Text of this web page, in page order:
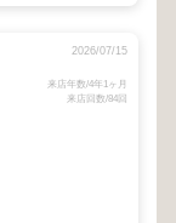
2026/07/15
来店年数/4年1ヶ月
来店回数/84回